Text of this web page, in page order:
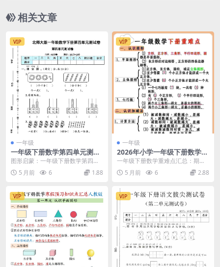
相关文章
VIP
一年级
一年级下册数学第四单元测试
卷北师大版同步达标练习题电
图形启蒙：一年级下册数学第四单
元测试卷（北师大版）详解 在北师
大版一年级下册数学...
5 月前 6 1.88
VIP
一年级
2026年小学一年级下册数学期
末复习重难点知识汇总及易错
一年级下册数学重难点汇总：期末
复习提分宝典 进入一年级下学期，
数学知识的广度和深...
5 月前 6 2.88
VIP VIP